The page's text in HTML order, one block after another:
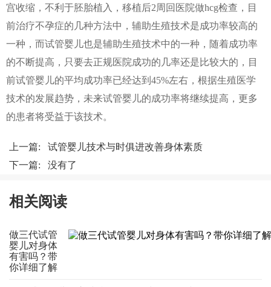
宫收缩，不利于胚胎植入，移植后2周回医院做hcg检查，目
前治疗不孕症的几种方法中，辅助生殖技术是成功率较高的
一种，而试管婴儿也是辅助生殖技术中的一种，随着成功率
的不断提高，只要去正规医院成功的几率还是比较大的，目
前试管婴儿的平均成功率已经达到45%左右，根据生殖医学
技术的发展趋势，未来试管婴儿的成功率将继续提高，更多
的患者将受益于该技术。
上一篇: 试管婴儿技术与时俱进改善身体素质
下一篇: 没有了
相关阅读
做三代试管
婴儿对身体
有害吗？带
你详细了解